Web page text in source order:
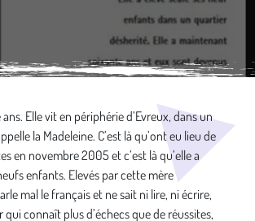
Elle vit en périphérie d’Evreux, dans un
la Madeleine. C’est là qu’ont eu lieu de
en novembre 2005 et c’est là qu’elle a
enfants. Elevés par cette mère
mal le français et ne sait ni lire, ni écrire,
connaît plus d’échecs que de réussites,